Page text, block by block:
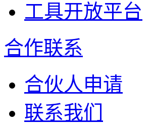
工具开放平台
合作联系
合伙人申请
联系我们